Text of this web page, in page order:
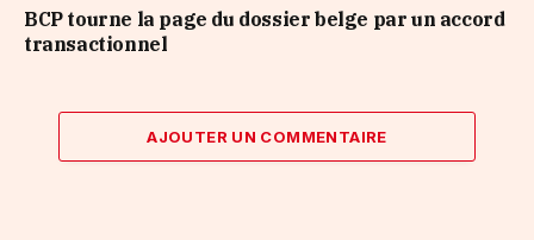
BCP tourne la page du dossier belge par un accord
transactionnel
AJOUTER UN COMMENTAIRE